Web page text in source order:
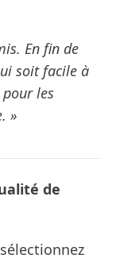
En fin de
soit facile à
les
»
de